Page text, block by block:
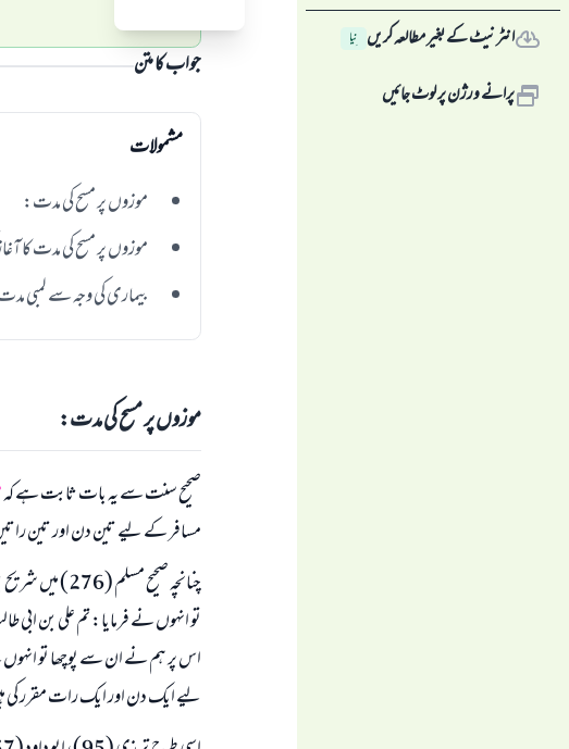
انٹرنیٹ کے بغیر مطالعہ کریں نِیا
پرانے ورژن پر لوٹ جائیں
جواب کا متن
مشمولات
موزوں پر مسح کی مدت:
موزوں پر مسح کی مدت کا
بیماری کی وجہ سے لمبی
موزوں پر مسح کی مدت:
صحیح سنت سے یہ بات ثابت ہے کہ
مسافر کے لیے تین دن اور تین
چنانچہ صحیح
تو انہوں نے فرمایا: تم علی بن ابی
اس پر ہم نے ان سے پوچھا تو
لیے ایک دن اور ایک رات مقرر کی